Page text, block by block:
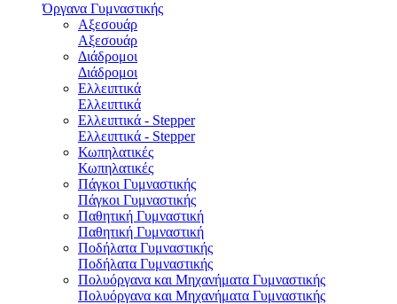
Όργανα Γυμναστικής
Αξεσουάρ
Αξεσουάρ
Διάδρομοι
Διάδρομοι
Ελλειπτικά
Ελλειπτικά
Ελλειπτικά - Stepper
Ελλειπτικά - Stepper
Κωπηλατικές
Κωπηλατικές
Πάγκοι Γυμναστικής
Πάγκοι Γυμναστικής
Παθητική Γυμναστική
Παθητική Γυμναστική
Ποδήλατα Γυμναστικής
Ποδήλατα Γυμναστικής
Πολυόργανα και Μηχανήματα Γυμναστικής
Πολυόργανα και Μηχανήματα Γυμναστικής